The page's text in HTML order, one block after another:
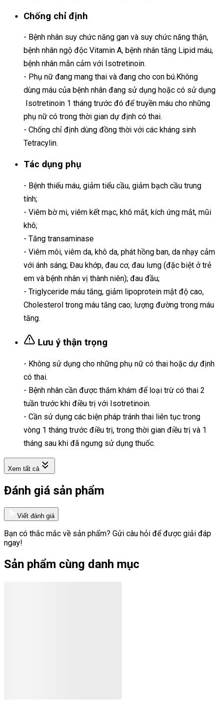
Chống chỉ định
- Bệnh nhân suy chức năng gan và suy chức năng thận,
bệnh nhân ngộ độc Vitamin A, bệnh nhân tăng Lipid máu,
bệnh nhân mẫn cảm với Isotretinoin.
- Phụ nữ đang mang thai và đang cho con bú.Không
dùng máu của bệnh nhân đang sử dụng hoặc có sử dụng
Isotretinoin 1 tháng trước đó để truyền máu cho những
phụ nữ có trong thời gian dự định có thai.
- Chống chỉ định dùng đồng thời với các kháng sinh
Tetracylin.
Tác dụng phụ
- Bệnh thiếu máu, giảm tiểu cầu, giảm bạch cầu trung
tính;
- Viêm bờ mi, viêm kết mạc, khô mắt, kích ứng mắt, mũi
khô;
- Tăng transaminase
- Viêm môi, viêm da, khô da, phát hồng ban, da nhạy cảm
với ánh sáng; Đau khớp, đau cơ, đau lưng (đặc biệt ở trẻ
em và bệnh nhân vị thành niên); đau đầu;
- Triglyceride máu tăng, giảm lipoprotein mật độ cao,
Cholesterol trong máu tăng cao; lượng đường trong máu
tăng.
Lưu ý thận trọng
- Không sử dụng cho những phụ nữ có thai hoặc dự định
có thai.
- Bệnh nhân cần được thăm khám để loại trừ có thai 2
tuần trước khi điều trị với Isotretinoin.
- Cần sử dụng các biện pháp tránh thai liên tục trong
vòng 1 tháng trước điều trị, trong thời gian điều trị và 1
tháng sau khi đã ngưng sử dụng thuốc.
Xem tất cả
Đánh giá sản phẩm
Viết đánh giá
Bạn có thắc mắc về sản phẩm? Gửi câu hỏi để được giải đáp
ngay!
Sản phẩm cùng danh mục